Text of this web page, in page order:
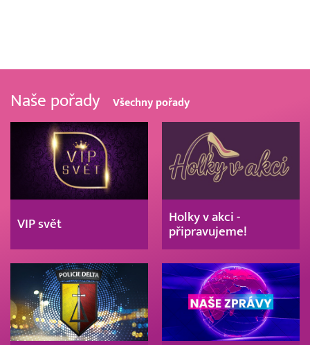
Naše pořady Všechny pořady
VIP svět
Holky v akci -
připravujeme!